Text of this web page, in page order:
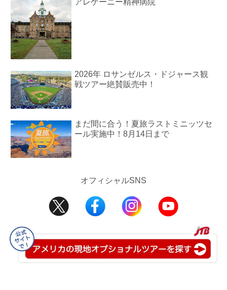
2026年 ロサンゼルス・ドジャース観
戦ツアー絶賛販売中！
まだ間に合う！夏旅ラストミニッツセ
ール実施中！8月14日まで
オフィシャルSNS